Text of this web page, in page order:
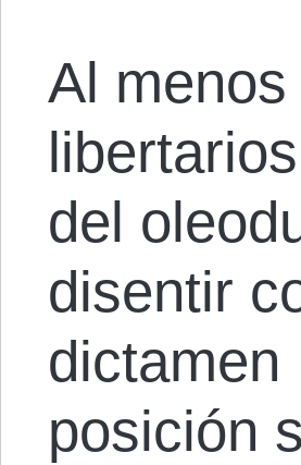
Al
del
disentir
dictamen
posición